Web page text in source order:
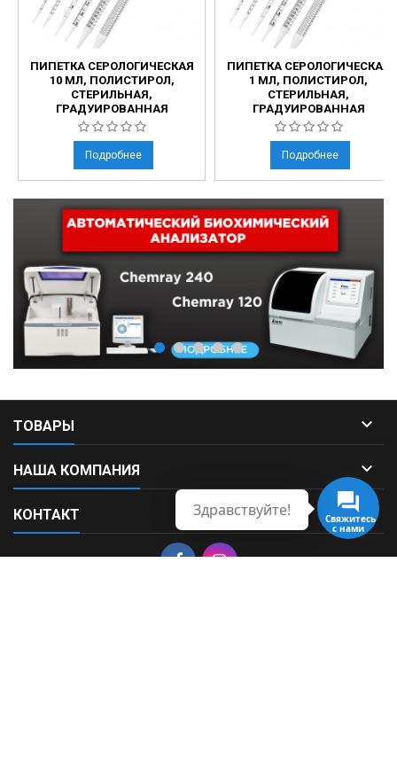
ПИПЕТКА СЕРОЛОГИЧЕСКАЯ
10 МЛ, ПОЛИСТИРОЛ,
СТЕРИЛЬНАЯ,
ГРАДУИРОВАННАЯ
Подробнее
ПИПЕТКА СЕРОЛОГИЧЕСКАЯ
1 МЛ, ПОЛИСТИРОЛ,
СТЕРИЛЬНАЯ,
ГРАДУИРОВАННАЯ
Подробнее
ТОВАРЫ 
НАША КОМПАНИЯ 
КОНТАКТ 
Свяжитесь
с нами
Здравствуйте!